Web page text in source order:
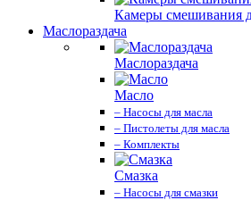
Камеры смешивания
Маслораздача
Маслораздача
Масло
– Насосы для масла
– Пистолеты для масла
– Комплекты
Смазка
– Насосы для смазки